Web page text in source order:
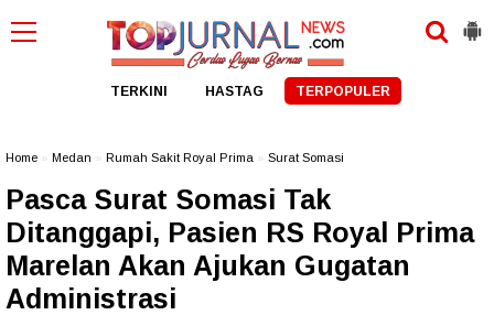
TERKINI HASTAG TERPOPULER
Home Medan Rumah Sakit Royal Prima Surat Somasi
Pasca Surat Somasi Tak
Ditanggapi, Pasien RS Royal Prima
Marelan Akan Ajukan Gugatan
Administrasi